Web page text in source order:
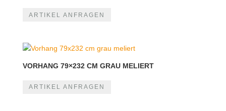
ARTIKEL ANFRAGEN
VORHANG 79×232 CM GRAU MELIERT
ARTIKEL ANFRAGEN